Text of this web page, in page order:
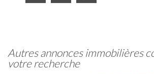
autres annonces immobilières correspondant à
votre recherche